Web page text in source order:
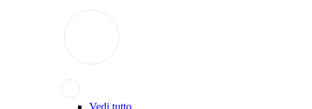
Vedi tutto